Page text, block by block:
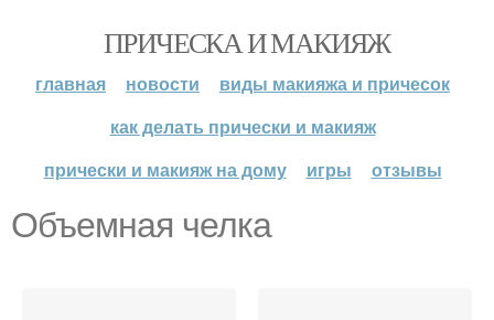
ПРИЧЕСКА И МАКИЯЖ
главная новости
виды макияжа и причесок
как делать прически и макияж
прически и макияж на дому
игры отзывы
Объемная челка